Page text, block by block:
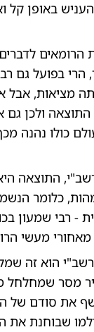
באופן קל
הרומאים
הרי בפועל גם
מציאות, אבל
ולכן גם
כולו נהנה
התוצאה
כלומר
- רבי שמעון
מעשי
הוא זה
מסר שמחלחל
את סודם של
שבוחנת את